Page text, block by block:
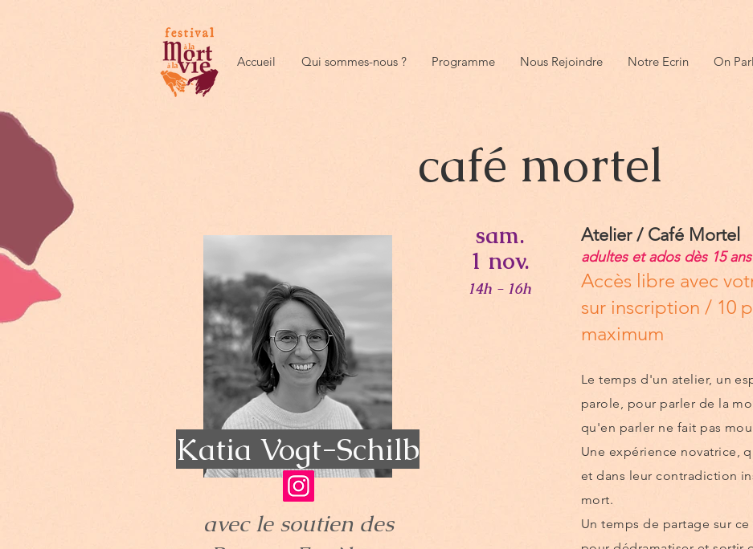
Accueil Qui sommes-nous ? Programme Nous Rejoindre Notre Ecrin On
café mortel
Katia Vogt-Schilb
avec le soutien des
sam.
1 nov.
14h - 16h
Atelier / Café Mortel
adultes et ados dès 15 ans
Accès libre avec
sur inscription / 10
maximum
Le temps d'un atelier, un
parole, pour parler de la
qu'en parler ne fait pas
Une expérience novatrice,
et dans leur contradiction
mort.
Un temps de partage sur